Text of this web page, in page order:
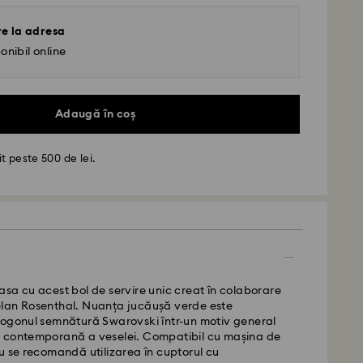
la adresa
online
Adaugă în coș
peste 500 de lei.
cu acest bol de servire unic creat în colaborare
Rosenthal. Nuanța jucăușă verde este
semnătură Swarovski într-un motiv general
a veselei. Compatibil cu mașina de
se recomandă utilizarea în cuptorul cu
luni până vineri până la ora 10:00 CET vor fi
4 zile lucrătoare după procesare și
standard: RON 30
peste: RON 500